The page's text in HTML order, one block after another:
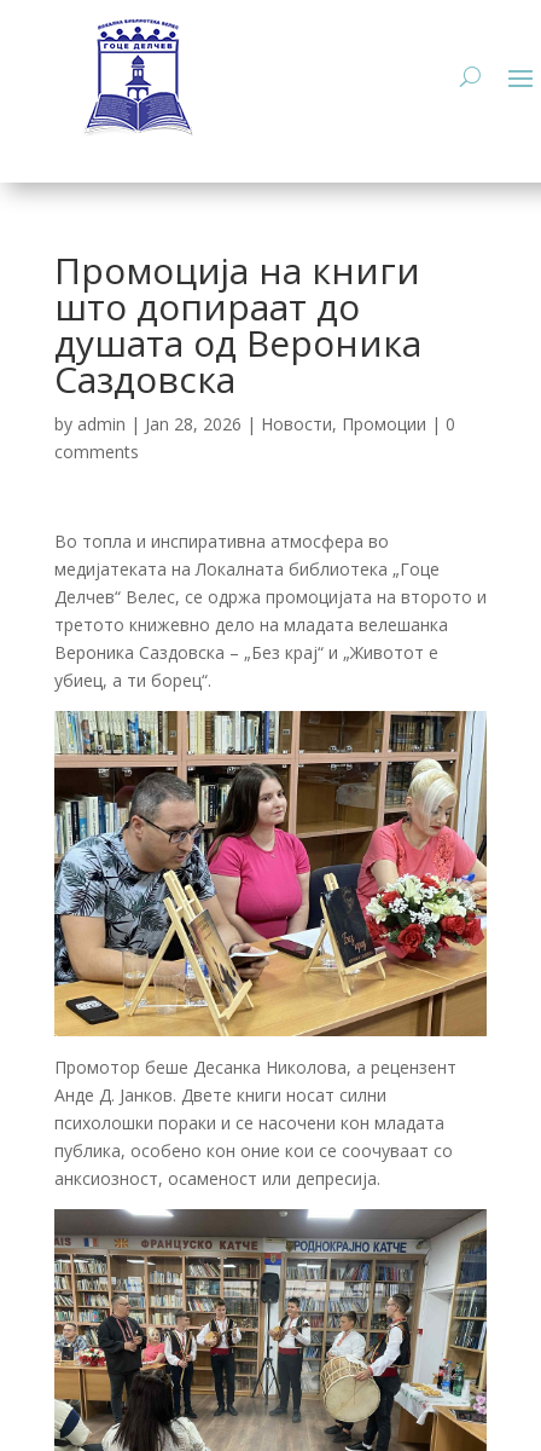
Промоција на книги
што допираат до
душата од Вероника
Саздовска
by admin | Jan 28, 2026 | Новости, Промоции | 0
comments
Во топла и инспиративна атмосфера во
медијатеката на Локалната библиотека „Гоце
Делчев“ Велес, се одржа промоцијата на второто и
третото книжевно дело на младата велешанка
Вероника Саздовска – „Без крај“ и „Животот е
убиец, а ти борец“.
Промотор беше Десанка Николова, а рецензент
Анде Д. Јанков. Двете книги носат силни
психолошки пораки и се насочени кон младата
публика, особено кон оние кои се соочуваат со
анксиозност, осаменост или депресија.